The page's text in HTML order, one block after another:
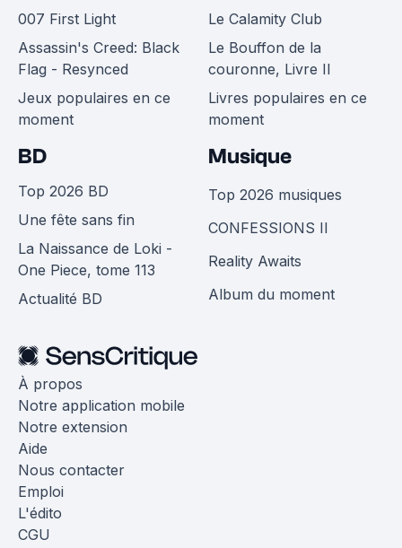
007 First Light
Assassin's Creed: Black
Flag - Resynced
Jeux populaires en ce
moment
Le Calamity Club
Le Bouffon de la
couronne, Livre II
Livres populaires en ce
moment
BD
Top 2026 BD
Une fête sans fin
La Naissance de Loki -
One Piece, tome 113
Actualité BD
Musique
Top 2026 musiques
CONFESSIONS II
Reality Awaits
Album du moment
À propos
Notre application mobile
Notre extension
Aide
Nous contacter
Emploi
L'édito
CGU